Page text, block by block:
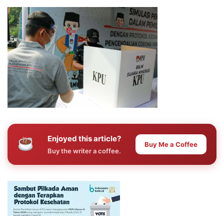
Enjoyed this article?
Buy the writer a coffee.
Buy Me a Coffee